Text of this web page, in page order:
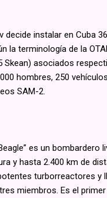
decide instalar en Cuba
la terminología de la
Skean) asociados
hombres, 250
SAM-2.
es un
y hasta 2.400 km de
turborreactores y
miembros. Es el